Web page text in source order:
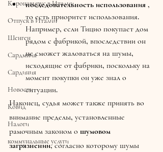
Коронавирус в Италии
Отпуск в Италии
Шенген
Сардмния
Сардиния
Новости
Ковид
Налоги
коммунальные услуги
последовательность использования ,
то есть приоритет использования.
Например, если Тицио покупает дом
рядом с фабрикой, впоследствии он
не сможет жаловаться на шумы,
исходящие от фабрики, поскольку на
момент покупки он уже знал о
ситуации.
Наконец, судья может также принять во
внимание пределы, установленные
рамочным законом о шумовом
загрязнении, согласно которому шумы